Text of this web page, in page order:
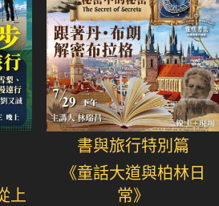
上
書與旅行特別篇
《童話大道與柏林日
常》